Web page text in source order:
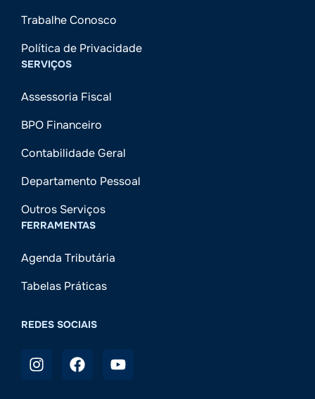
Trabalhe Conosco
Política de Privacidade
SERVIÇOS
Assessoria Fiscal
BPO Financeiro
Contabilidade Geral
Departamento Pessoal
Outros Serviços
FERRAMENTAS
Agenda Tributária
Tabelas Práticas
REDES SOCIAIS